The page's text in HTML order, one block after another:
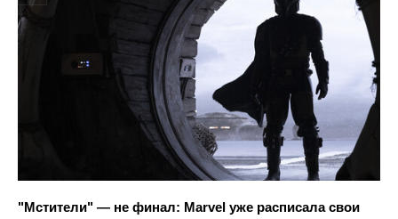
"Мстители" — не финал: Marvel уже расписала свои